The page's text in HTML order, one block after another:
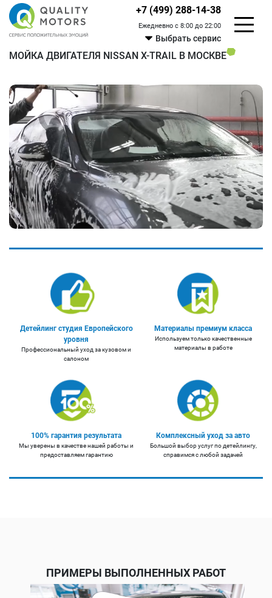
+7 (499) 288-14-38
Ежедневно с 8:00 до 22:00
Выбрать сервис
МОЙКА ДВИГАТЕЛЯ NISSAN X-TRAIL В МОСКВЕ
Детейлинг студия Европейского
уровня
Профессиональный уход за кузовом и
салоном
Материалы премиум класса
Используем только качественные
материалы в работе
100% гарантия результата
Мы уверены в качестве нашей работы и
предоставляем гарантию
Комплексный уход за авто
Большой выбор услуг по детейлингу,
справимся с любой задачей
ПРИМЕРЫ ВЫПОЛНЕННЫХ РАБОТ